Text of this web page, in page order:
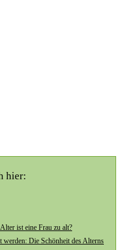
hier:
ist eine Frau zu alt?
werden: Die Schönheit‌ des Alterns